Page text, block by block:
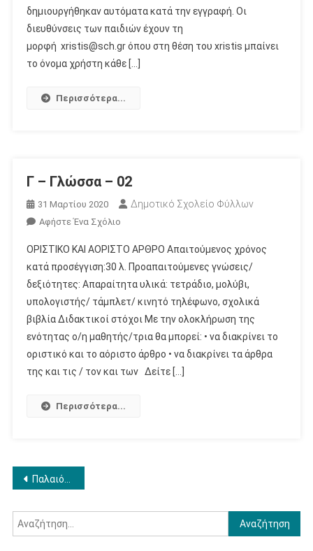
δημιουργήθηκαν αυτόματα κατά την εγγραφή. Οι
διευθύνσεις των παιδιών έχουν τη
μορφή xristis@sch.gr όπου στη θέση του xristis μπαίνει
το όνομα χρήστη κάθε […]
Περισσότερα...
Γ – Γλώσσα – 02
31 Μαρτίου 2020 Δημοτικό Σχολείο Φύλλων
Αφήστε Ένα ΣχόλιοΓια
Γ
–
Γλώσσα
–
02
ΟΡΙΣΤΙΚΟ ΚΑΙ ΑΟΡΙΣΤΟ ΑΡΘΡΟ Απαιτούμενος χρόνος
κατά προσέγγιση:30 λ. Προαπαιτούμενες γνώσεις/
δεξιότητες: Απαραίτητα υλικά: τετράδιο, μολύβι,
υπολογιστής/ τάμπλετ/ κινητό τηλέφωνο, σχολικά
βιβλία Διδακτικοί στόχοι Με την ολοκλήρωση της
ενότητας ο/η μαθητής/τρια θα μπορεί: • να διακρίνει το
οριστικό και το αόριστο άρθρο • να διακρίνει τα άρθρα
της και τις / τον και των Δείτε […]
Περισσότερα...
Πλοήγηση
άρθρων
Παλαιότερα άρθρα
Αναζήτηση
για: